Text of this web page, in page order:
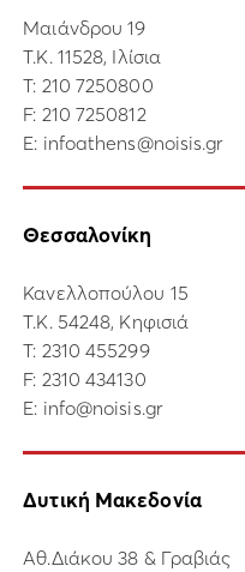
Μαιάνδρου 19
Τ.Κ. 11528, Ιλίσια
Τ: 210 7250800
F: 210 7250812
E: infoathens@noisis.gr
Θεσσαλονίκη
Κανελλοπούλου 15
Τ.Κ. 54248, Κηφισιά
Τ: 2310 455299
F: 2310 434130
E: info@noisis.gr
Δυτική Μακεδονία
Αθ.Διάκου 38 & Γραβιάς